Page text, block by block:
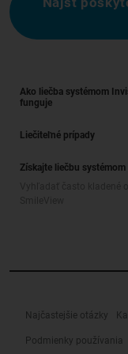
Ako liečba systémom
funguje
Liečiteľné prípady
Získajte liečbu
Najčastejšie otázky
Podmienky používania